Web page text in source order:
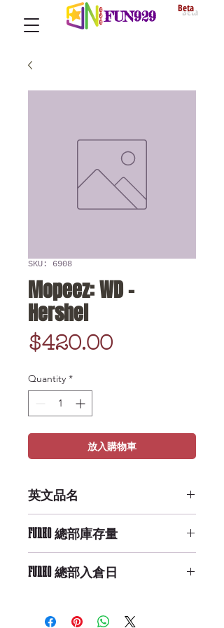
FUN929 Beta
SKU: 6908
Mopeez: WD -
Hershel
$420.00Price
Quantity *
放入購物車
英文品名
FUNKO 總部庫存量
FUNKO 總部入倉日